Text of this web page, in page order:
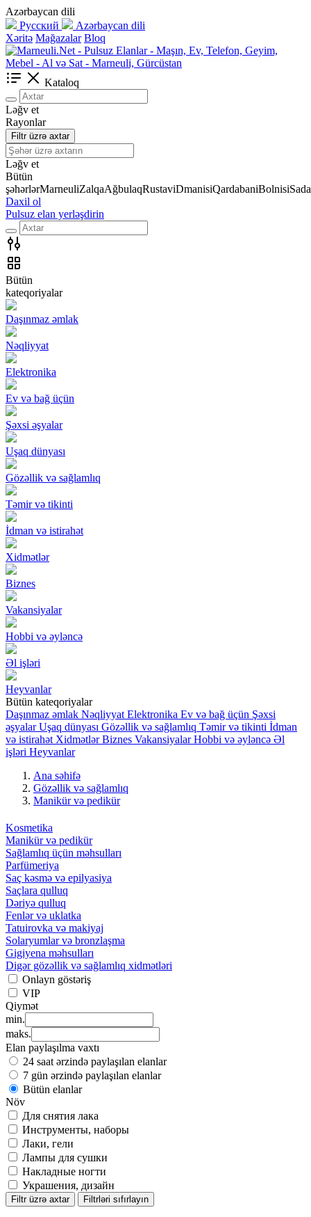
Azərbaycan dili
Русский
Azərbaycan dili
Xəritə Mağazalar Bloq
Kataloq
Ləğv et
Rayonlar
Filtr üzrə axtar
Ləğv et
Bütün
şəhərlərMarneuliZalqaAğbulaqRustaviDmanisiQardabaniBolnisi
Daxil ol
Pulsuz elan yerləşdirin
Bütün
kateqoriyalar
Daşınmaz əmlak
Nəqliyyat
Elektronika
Ev və bağ üçün
Şəxsi əşyalar
Uşaq dünyası
Gözəllik və sağlamlıq
Təmir və tikinti
İdman və istirahət
Xidmətlər
Biznes
Vakansiyalar
Hobbi və əyləncə
Əl işləri
Heyvanlar
Bütün kateqoriyalar
Daşınmaz əmlak Nəqliyyat Elektronika Ev və bağ üçün Şəxsi
əşyalar Uşaq dünyası Gözəllik və sağlamlıq Təmir və tikinti İdman
və istirahət Xidmətlər Biznes Vakansiyalar Hobbi və əyləncə Əl
işləri Heyvanlar
Ana səhifə
Gözəllik və sağlamlıq
Manikür və pedikür
Kosmetika
Manikür və pedikür
Sağlamlıq üçün məhsulları
Parfümeriya
Saç kəsmə və epilyasiya
Saçlara qulluq
Dəriyə qulluq
Fenlər və uklatka
Tatuirovka və makiyaj
Solaryumlar və bronzlaşma
Gigiyena məhsulları
Digər gözəllik və sağlamlıq xidmətləri
Onlayn göstəriş
VIP
Qiymət
min.
maks.
Elan paylaşılma vaxtı
24 saat ərzində paylaşılan elanlar
7 gün ərzində paylaşılan elanlar
Bütün elanlar
Növ
Для снятия лака
Инструменты, наборы
Лаки, гели
Лампы для сушки
Накладные ногти
Украшения, дизайн
Filtr üzrə axtar Filtrləri sıfırlayın